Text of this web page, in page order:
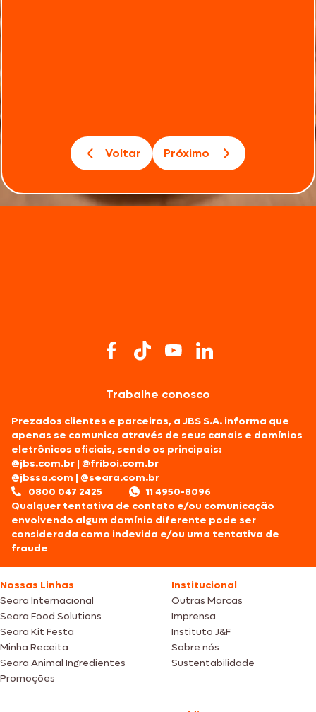
Voltar Próximo
Trabalhe conosco
Prezados clientes e parceiros, a JBS S.A. informa que
apenas se comunica através de seus canais e domínios
eletrônicos oficiais, sendo os principais:
@jbs.com.br |@friboi.com.br
@jbssa.com |@seara.com.br
0800 047 2425
11 4950-8096
Qualquer tentativa de contato e/ou comunicação
envolvendo algum domínio diferente pode ser
considerada como indevida e/ou uma tentativa de
fraude
Nossas Linhas
Seara Internacional
Seara Food Solutions
Seara Kit Festa
Minha Receita
Seara Animal Ingredientes
Promoções
Institucional
Outras Marcas
Imprensa
Instituto J&F
Sobre nós
Sustentabilidade